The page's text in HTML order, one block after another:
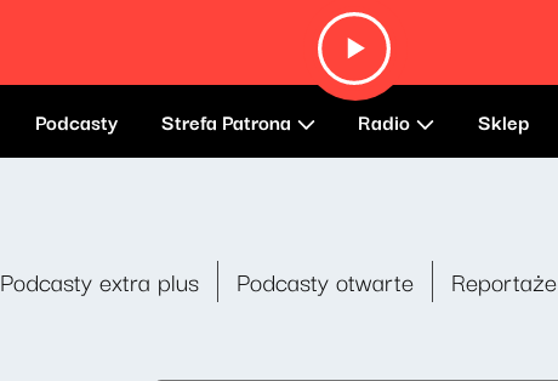
Podcasty Strefa Patrona Radio Sklep
Podcasty extra plus Podcasty otwarte Reportaże